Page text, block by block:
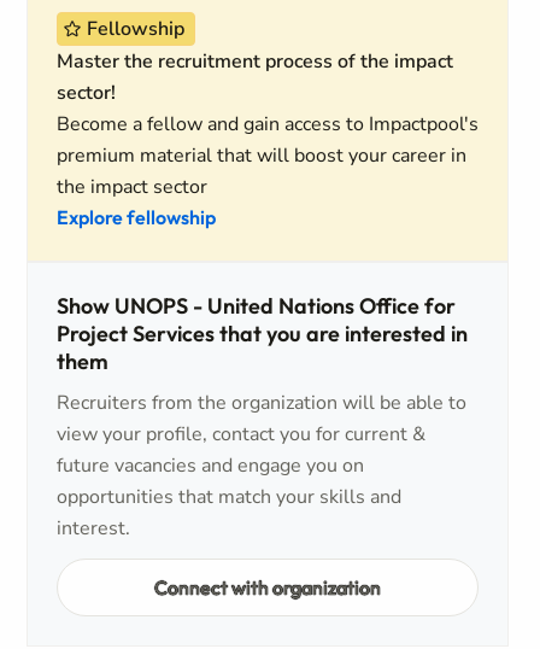
Fellowship
Master the recruitment process of the impact
sector!
Become a fellow and gain access to Impactpool's
premium material that will boost your career in
the impact sector
Explore fellowship
Show UNOPS - United Nations Office for
Project Services that you are interested in
them
Recruiters from the organization will be able to
view your profile, contact you for current &
future vacancies and engage you on
opportunities that match your skills and
interest.
Connect with organization